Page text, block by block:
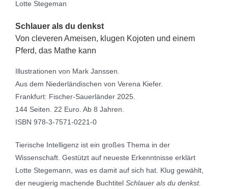
Lotte Stegeman
Schlauer als du denkst
Von cleveren Ameisen, klugen Kojoten und einem
Pferd, das Mathe kann
Illustrationen von Mark Janssen.
Aus dem Niederländischen von Verena Kiefer.
Frankfurt: Fischer-Sauerländer 2025.
144 Seiten. 22 Euro. Ab 8 Jahren.
ISBN 978-3-7571-0221-0
Tierische Intelligenz ist ein großes Thema in der
Wissenschaft. Gestützt auf neueste Erkenntnisse erklärt
Lotte Stegemann, was es damit auf sich hat. Klug gewählt,
der neugierig machende Buchtitel Schlauer als du denkst.